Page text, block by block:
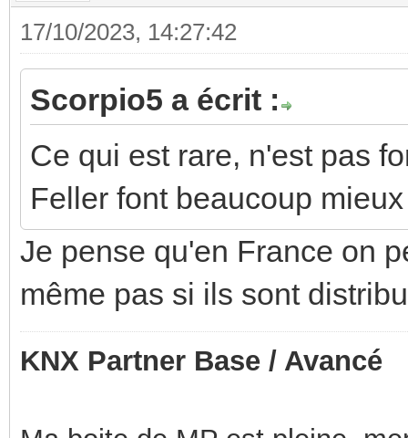
17/10/2023, 14:27:42
Scorpio5 a écrit :
Ce qui est rare, n'est pas
Feller font beaucoup
Je pense qu'en France on
même pas si ils sont
KNX Partner Base / Avancé